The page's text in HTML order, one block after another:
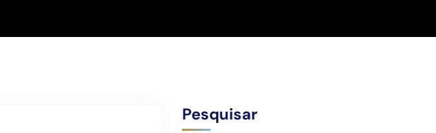
Pesquisar